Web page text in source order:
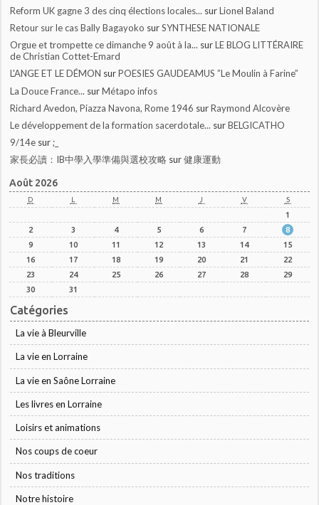
Reform UK gagne 3 des cinq élections locales... surLionel Baland
Retour sur le cas Bally Bagayoko surSYNTHESE NATIONALE
Orgue et trompette ce dimanche 9 août à la... surLE BLOG LITTÉRAIRE
de Christian Cottet-Emard
L'ANGE ET LE DÉMON surPOESIES GAUDEAMUS ”Le Moulin à Farine”
La Douce France... surMétapo infos
Richard Avedon, Piazza Navona, Rome 1946 surRaymond Alcovère
Le développement de la formation sacerdotale... surBELGICATHO
9/14e sur;_
家長必讀：IB中學入學準備與選校攻略 sur健康運動
Août 2026
D L M M J V S
1
2
3 4 5 6 7
8
9
10 11 12 13 14
15
16
17 18 19 20 21
22
23
24 25 26 27 28
29
30
31
Catégories
La vie à Bleurville
La vie en Lorraine
La vie en Saône Lorraine
Les livres en Lorraine
Loisirs et animations
Nos coups de coeur
Nos traditions
Notre histoire